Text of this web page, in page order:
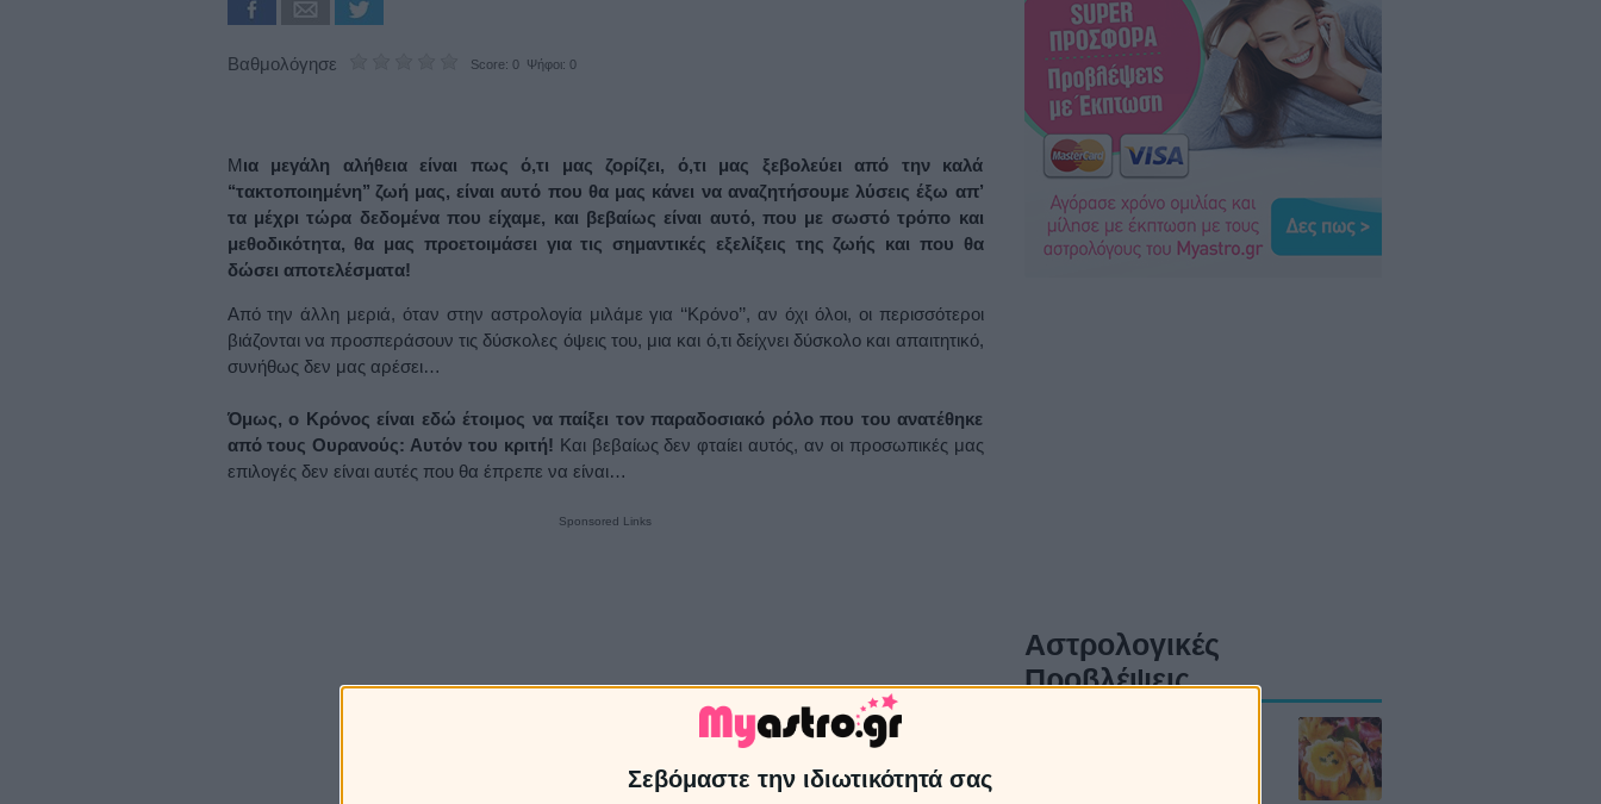
Σεβόμαστε την ιδιωτικότητά σας
Βαθμολόγησε Score: 0 Ψήφοι: 0
Μια μεγάλη αλήθεια είναι πως ό,τι μας ζορίζει, ό,τι μας ξεβολεύει από την καλά
‘‘τακτοποιημένη’’ ζωή μας, είναι αυτό που θα μας κάνει να αναζητήσουμε λύσεις έξω απ’
τα μέχρι τώρα δεδομένα που είχαμε, και βεβαίως είναι αυτό, που με σωστό τρόπο και
μεθοδικότητα, θα μας προετοιμάσει για τις σημαντικές εξελίξεις της ζωής και που θα
δώσει αποτελέσματα!
Από την άλλη μεριά, όταν στην αστρολογία μιλάμε για ‘‘Κρόνο’’, αν όχι όλοι, οι περισσότεροι
βιάζονται να προσπεράσουν τις δύσκολες όψεις του, μια και ό,τι δείχνει δύσκολο και απαιτητικό,
συνήθως δεν μας αρέσει…
Όμως, ο Κρόνος είναι εδώ έτοιμος να παίξει τον παραδοσιακό ρόλο που του ανατέθηκε
από τους Ουρανούς: Αυτόν του κριτή! Και βεβαίως δεν φταίει αυτός, αν οι προσωπικές μας
επιλογές δεν είναι αυτές που θα έπρεπε να είναι…
Sponsored Links
Αστρολογικές
Προβλέψεις